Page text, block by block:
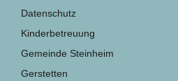
Datenschutz
Kinderbetreuung
Gemeinde Steinheim
Gerstetten